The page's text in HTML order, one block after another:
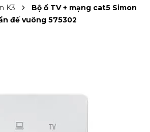
K3
Bộ ổ TV + mạng cat5 Simon
đế vuông 575302